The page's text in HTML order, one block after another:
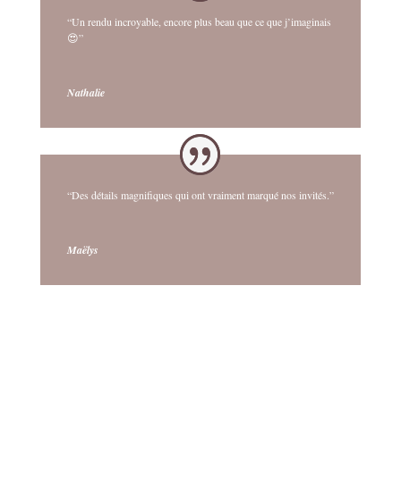
“Un rendu incroyable, encore plus beau que ce que j’imaginais
😍”
Nathalie
“Des détails magnifiques qui ont vraiment marqué nos invités.”
Maëlys